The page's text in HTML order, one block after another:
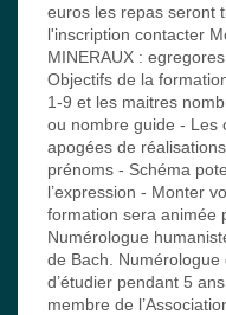
euros les repas seront
l'inscription contacter
MINERAUX :
Objectifs de la
1-9 et les maitres
ou nombre guide - Les
apogées de
prénoms - Schéma
l’expression - Monter
formation sera animée
Numérologue
de Bach. Numérologue
d’étudier pendant 5
membre de